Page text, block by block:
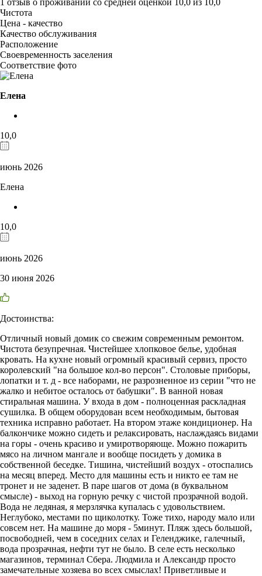
Чистота
Цена - качество
Качество обслуживания
Расположение
Своевременность заселения
Соответствие фото
Елена
10,0
июнь 2026
Елена
10,0
июнь 2026
30 июня 2026
Достоинства:
Отличный новый домик со свежим современным ремонтом.
Чистота безупречная. Чистейшее хлопковое белье, удобная
кровать. На кухне новый огромный красивый сервиз, просто
королевский "на большое кол-во персон". Столовые приборы,
лопатки и т. д - все наборами, не разрозненное из серии "что не
жалко и небитое осталось от бабушки". В ванной новая
стиральная машина. У входа в дом - полноценная раскладная
сушилка. В общем оборудован всем необходимым, бытовая
техника исправно работает. На втором этаже кондиционер. На
балкончике можно сидеть и релаксировать, наслаждаясь видами
на горы - очень красиво и умиротворяюще. Можно пожарить
мясо на личном мангале и вообще посидеть у домика в
собственной беседке. Тишина, чистейший воздух - отоспались
на месяц вперед. Место для машины есть и никто ее там не
тронет и не заденет. В паре шагов от дома (в буквальном
смысле) - выход на горную речку с чистой прозрачной водой.
Вода не ледяная, я мерзлячка купалась с удовольствием.
Неглубоко, местами по щиколотку. Тоже тихо, народу мало или
совсем нет. На машине до моря - 5минут. Пляж здесь большой,
посвободней, чем в соседних селах и Геленджике, галечный,
вода прозрачная, нефти тут не было. В селе есть несколько
магазинов, терминал Сбера. Людмила и Александр просто
замечательные хозяева во всех смыслах! Приветливые и